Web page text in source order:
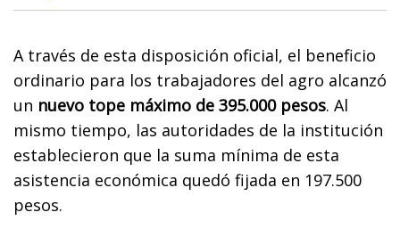
A través de esta disposición oficial, el beneficio
ordinario para los trabajadores del agro alcanzó
un nuevo tope máximo de 395.000 pesos. Al
mismo tiempo, las autoridades de la institución
establecieron que la suma mínima de esta
asistencia económica quedó fijada en 197.500
pesos.